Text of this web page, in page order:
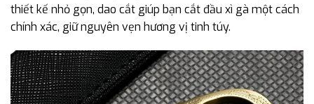
thiết kế nhỏ gọn, dao cắt giúp bạn cắt đầu xì gà một cách
chính xác, giữ nguyên vẹn hương vị tinh túy.